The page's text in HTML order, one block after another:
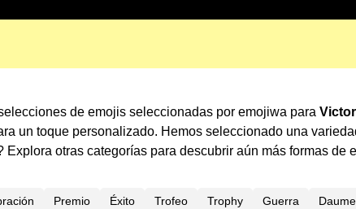
de emojis seleccionadas por emojiwa para
un toque personalizado. Hemos seleccionado una
Explora otras categorías para descubrir aún más formas de
Premio Éxito Trofeo Trophy Guerra